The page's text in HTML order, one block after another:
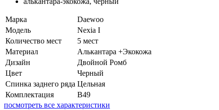
Марка
Daewoo
Модель
Nexia I
Количество мест
5 мест
Материал
Алькантара +Экокожа
Дизайн
Двойной Ромб
Цвет
Черный
Спинка заднего ряда Цельная
Комплектация
В49
посмотреть все характеристики